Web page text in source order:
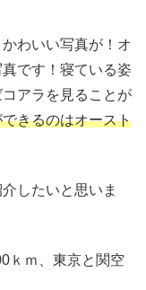
わいい写真が！オ
です！寝ている姿
アラを見ることが
きるのはオースト
したいと思いま
ｋｍ、東京と関空